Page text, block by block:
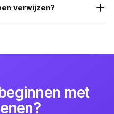
verwijzen?
met